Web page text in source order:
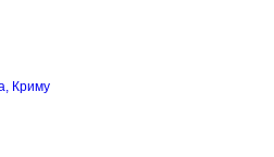
Криму